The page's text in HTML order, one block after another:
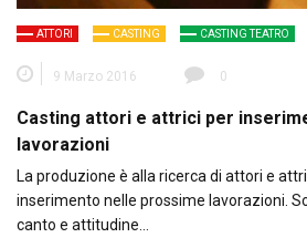
ATTORI CASTING CASTING TEATRO
9 Marzo 2016 0
Casting attori e attrici per
lavorazioni
La produzione è alla ricerca di attori e
inserimento nelle prossime lavorazioni.
canto e attitudine…